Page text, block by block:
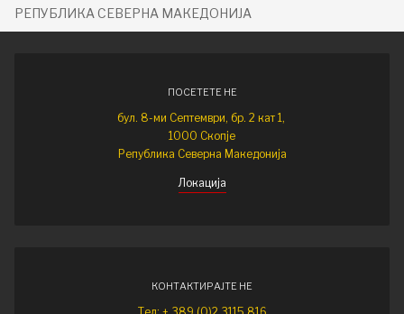
РЕПУБЛИКА СЕВЕРНА МАКЕДОНИЈА
ПОСЕТЕТЕ НЕ
бул. 8-ми Септември, бр. 2 кат 1,
1000 Скопје
Република Северна Македонија
Локација
КОНТАКТИРАЈТЕ НЕ